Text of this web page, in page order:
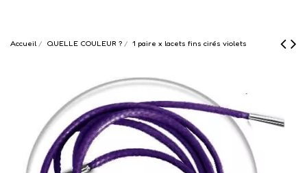
Accueil QUELLE COULEUR ? 1 paire x lacets fins cirés violets